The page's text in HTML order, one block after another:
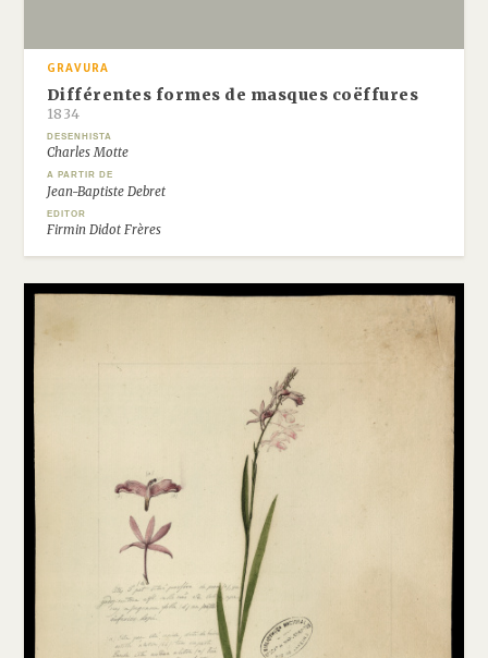
GRAVURA
Différentes formes de masques coëffures
1834
DESENHISTA
Charles Motte
A PARTIR DE
Jean-Baptiste Debret
EDITOR
Firmin Didot Frères